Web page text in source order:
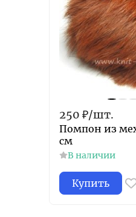
250 ₽/шт.
Помпон из
см
В наличии
Купить